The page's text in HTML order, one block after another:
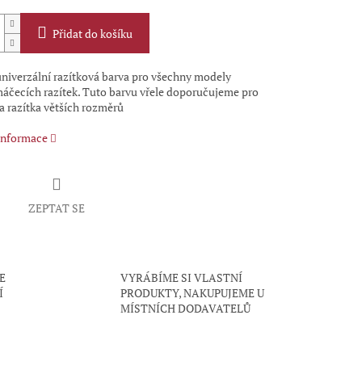
Přidat do košíku
razítková barva pro všechny modely
razítek. Tuto barvu vřele doporučujeme pro
razítka větších rozměrů
ZEPTAT SE
VYRÁBÍME SI VLASTNÍ
PRODUKTY, NAKUPUJEME U
MÍSTNÍCH DODAVATELŮ